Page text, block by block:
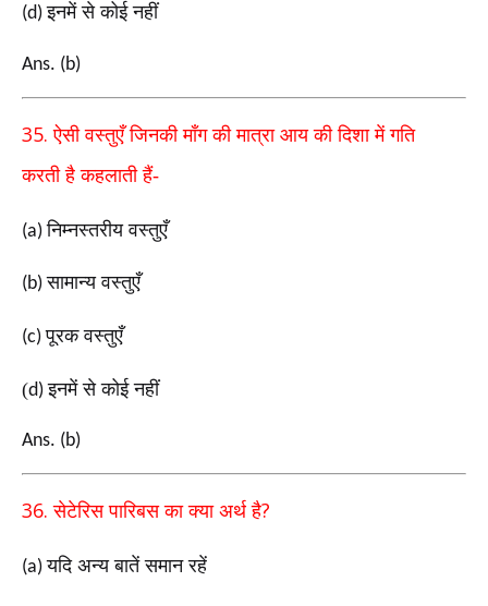
(d)इनमें से कोई नहीं
Ans. (b)
35.ऐसी वस्तुएँ जिनकी माँग की मात्रा आय की दिशा में गति
करती है कहलाती हैं-
(a)निम्नस्तरीय वस्तुएँ
(b)सामान्य वस्तुएँ
(c)पूरक वस्तुएँ
(d)इनमें से कोई नहीं
Ans. (b)
36.सेटेरिस पारिबस का क्या अर्थ है?
(a)यदि अन्य बातें समान रहें